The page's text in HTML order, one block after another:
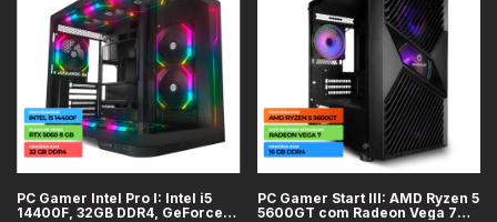
PC Gamer Intel Pro I: Intel i5
14400F, 32GB DDR4, GeForce
PC Gamer Start III: AMD Ryzen 5
5600GT com Radeon Vega 7